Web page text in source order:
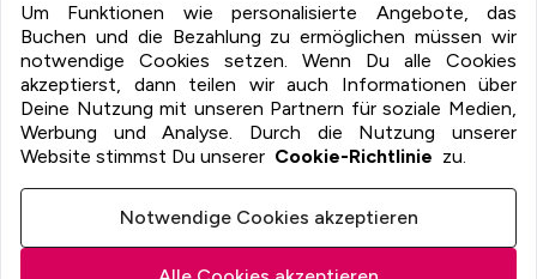
Um Funktionen wie personalisierte Angebote, das
Buchen und die Bezahlung zu ermöglichen müssen wir
notwendige Cookies setzen. Wenn Du alle Cookies
akzeptierst, dann teilen wir auch Informationen über
Deine Nutzung mit unseren Partnern für soziale Medien,
Werbung und Analyse. Durch die Nutzung unserer
Website stimmst Du unserer Cookie-Richtlinie zu.
Notwendige Cookies akzeptieren
Privacy
Athena AI